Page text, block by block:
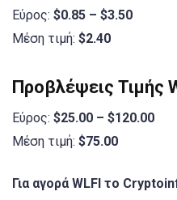
Εύρος: $0.85 – $3.50
Μέση τιμή: $2.40
Προβλέψεις Τιμής
Εύρος: $25.00 – $120.00
Μέση τιμή: $75.00
Για αγορά WLFI το